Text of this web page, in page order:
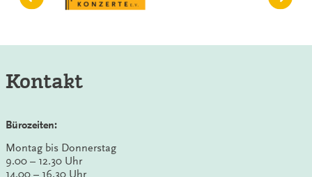
Kontakt
Bürozeiten:
Montag bis Donnerstag
9.00 – 12.30 Uhr
14.00 – 16.30 Uhr